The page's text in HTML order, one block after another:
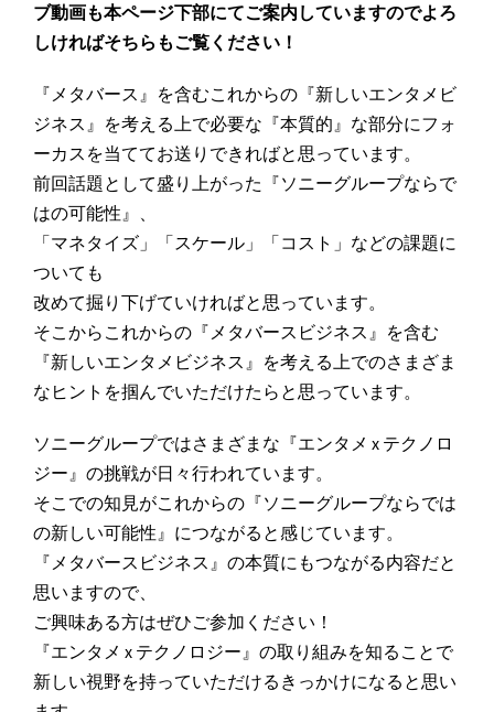
ブ動画も本ページ下部にてご案内していますのでよろ
しければそちらもご覧ください！
『メタバース』を含むこれからの『新しいエンタメビ
ジネス』を考える上で必要な『本質的』な部分にフォ
ーカスを当ててお送りできればと思っています。
前回話題として盛り上がった『ソニーグループならで
はの可能性』、
「マネタイズ」「スケール」「コスト」などの課題に
ついても
改めて掘り下げていければと思っています。
そこからこれからの『メタバースビジネス』を含む
『新しいエンタメビジネス』を考える上でのさまざま
なヒントを掴んでいただけたらと思っています。
ソニーグループではさまざまな『エンタメ x テクノロ
ジー』の挑戦が日々行われています。
そこでの知見がこれからの『ソニーグループならでは
の新しい可能性』につながると感じています。
『メタバースビジネス』の本質にもつながる内容だと
思いますので、
ご興味ある方はぜひご参加ください！
『エンタメ x テクノロジー』の取り組みを知ることで
新しい視野を持っていただけるきっかけになると思い